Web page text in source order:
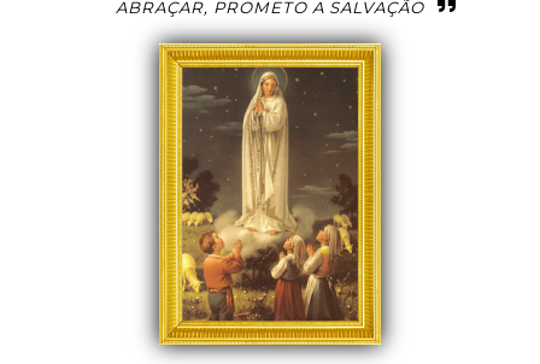
ABRAÇAR, PROMETO A SALVAÇÃO